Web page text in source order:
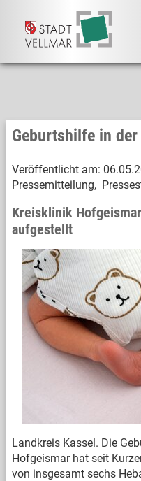
Geburtshilfe in
Veröffentlicht am:
Pressemitteilung,
Kreisklinik
aufgestellt
Landkreis Kassel. Die
Hofgeismar hat seit
von insgesamt sechs